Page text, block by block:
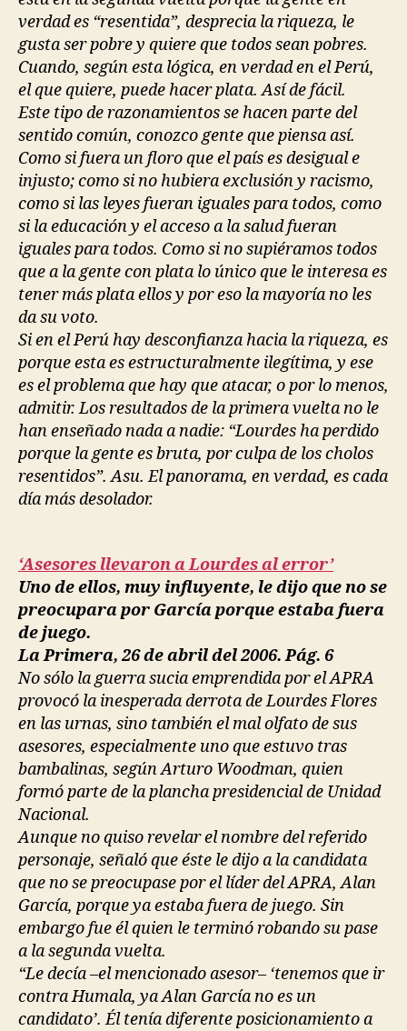
verdad es “resentida”, desprecia la riqueza, le
gusta ser pobre y quiere que todos sean pobres.
Cuando, según esta lógica, en verdad en el Perú,
el que quiere, puede hacer plata. Así de fácil.
Este tipo de razonamientos se hacen parte del
sentido común, conozco gente que piensa así.
Como si fuera un floro que el país es desigual e
injusto; como si no hubiera exclusión y racismo,
como si las leyes fueran iguales para todos, como
si la educación y el acceso a la salud fueran
iguales para todos. Como si no supiéramos todos
que a la gente con plata lo único que le interesa es
tener más plata ellos y por eso la mayoría no les
da su voto.
Si en el Perú hay desconfianza hacia la riqueza, es
porque esta es estructuralmente ilegítima, y ese
es el problema que hay que atacar, o por lo menos,
admitir. Los resultados de la primera vuelta no le
han enseñado nada a nadie: “Lourdes ha perdido
porque la gente es bruta, por culpa de los cholos
resentidos”. Asu. El panorama, en verdad, es cada
día más desolador.
‘Asesores llevaron a Lourdes al error’
Uno de ellos, muy influyente, le dijo que no se
preocupara por García porque estaba fuera
de juego.
La Primera, 26 de abril del 2006. Pág. 6
No sólo la guerra sucia emprendida por el APRA
provocó la inesperada derrota de Lourdes Flores
en las urnas, sino también el mal olfato de sus
asesores, especialmente uno que estuvo tras
bambalinas, según Arturo Woodman, quien
formó parte de la plancha presidencial de Unidad
Nacional.
Aunque no quiso revelar el nombre del referido
personaje, señaló que éste le dijo a la candidata
que no se preocupase por el líder del APRA, Alan
García, porque ya estaba fuera de juego. Sin
embargo fue él quien le terminó robando su pase
a la segunda vuelta.
“Le decía –el mencionado asesor– ‘tenemos que ir
contra Humala, ya Alan García no es un
candidato’. Él tenía diferente posicionamiento a